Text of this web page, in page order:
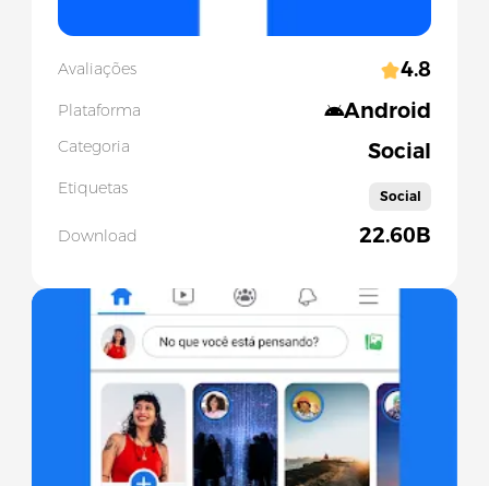
Slide 1 of 5
Avaliações 4.8
Plataforma Android
Categoria Social
Etiquetas Social
Download 22.60B